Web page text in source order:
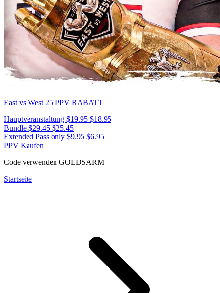
East vs West 25 PPV RABATT
Hauptveranstaltung $19.95 $18.95
Bundle $29.45 $25.45
Extended Pass only $9.95 $6.95
PPV Kaufen
Code verwenden GOLDSARM
Startseite